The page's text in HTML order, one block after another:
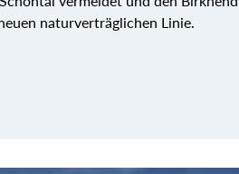
naturverträglichen Linie.